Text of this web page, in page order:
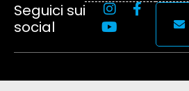
Seguici sui
social